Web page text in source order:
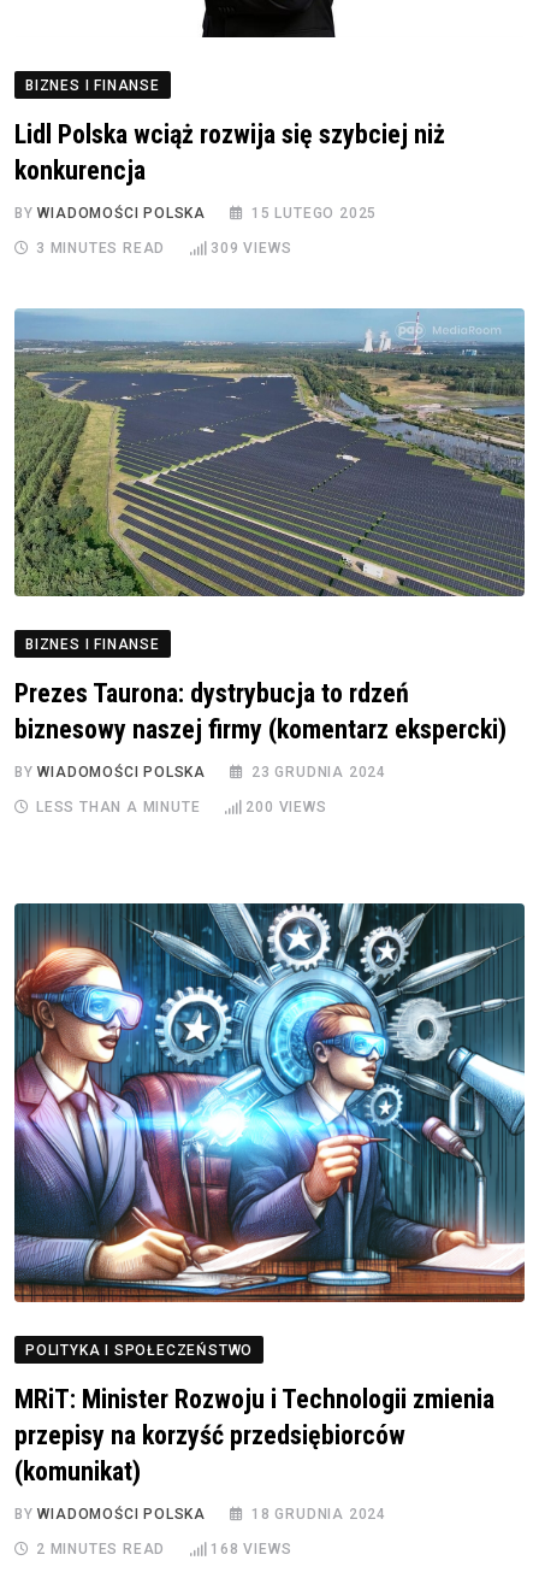
BIZNES I FINANSE
Lidl Polska wciąż rozwija się szybciej niż
konkurencja
BYWIADOMOŚCI POLSKA 15 LUTEGO 2025
3 MINUTES READ 309 VIEWS
BIZNES I FINANSE
Prezes Taurona: dystrybucja to rdzeń
biznesowy naszej firmy (komentarz ekspercki)
BYWIADOMOŚCI POLSKA 23 GRUDNIA 2024
LESS THAN A MINUTE 200 VIEWS
POLITYKA I SPOŁECZEŃSTWO
MRiT: Minister Rozwoju i Technologii zmienia
przepisy na korzyść przedsiębiorców
(komunikat)
BYWIADOMOŚCI POLSKA 18 GRUDNIA 2024
2 MINUTES READ 168 VIEWS